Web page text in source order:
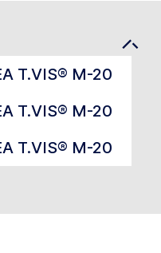
T.VIS® M-20
T.VIS® M-20
T.VIS® M-20